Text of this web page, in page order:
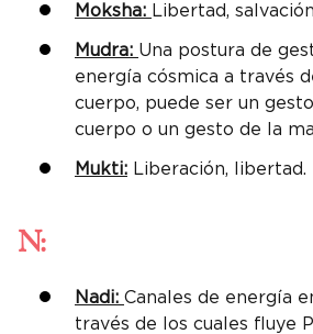
Moksha: Libertad,
Mudra: Una postura de
energía cósmica a través
cuerpo, puede ser un
cuerpo o un gesto de la
Mukti: Liberación, libertad.
N:
Nadi: Canales de energía
través de los cuales fluye